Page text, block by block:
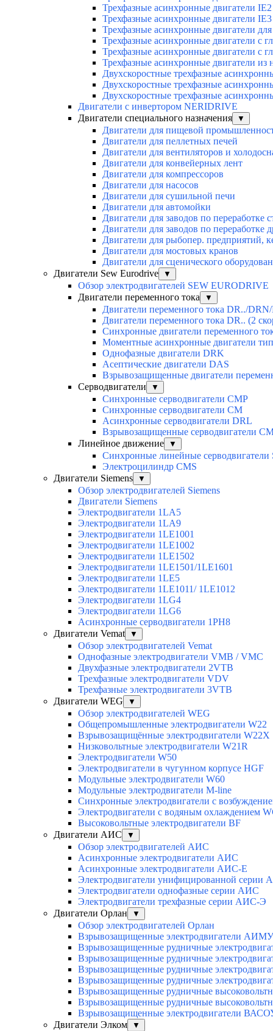
Трехфазные асинхронные двигатели
Трехфазные асинхронные двигатели
Трехфазные асинхронные двигатели
Трехфазные асинхронные двигатели с
Трехфазные асинхронные двигатели с
Трехфазные асинхронные двигатели
Двухскоростные трехфазные
Двухскоростные трехфазные
Двухскоростные трехфазные
Двигатели с инвертором NERIDRIVE
Двигатели специального назначения
▼
Двигатели для пищевой
Двигатели для пеллетных печей
Двигатели для вентиляторов и
Двигатели для конвейерных лент
Двигатели для компрессоров
Двигатели для насосов
Двигатели для сушильной печи
Двигатели для автомойки
Двигатели для заводов по переработке
Двигатели для заводов по переработке
Двигатели для рыбопер. предприятий,
Двигатели для мостовых кранов
Двигатели для сценического
Двигатели Sew Eurodrive
▼
Обзор электродвигателей SEW EURODRIVE
Двигатели переменного тока
▼
Двигатели переменного тока DR../DRN/
Двигатели переменного тока DR.. (2
Синхронные двигатели переменного
Моментные асинхронные двигатели
Однофазные двигатели DRK
Асептические двигатели DAS
Взрывозащищенные двигатели
Серводвигатели
▼
Синхронные серводвигатели CMP
Синхронные серводвигатели CM
Асинхронные серводвигатели DRL
Взрывозащищенные серводвигатели
Линейное движение
▼
Синхронные линейные серводвигатели
Электроцилиндр CMS
Двигатели Siemens
▼
Обзор электродвигателей Siemens
Двигатели Siemens
Электродвигатели 1LA5
Электродвигатели 1LA9
Электродвигатели 1LE1001
Электродвигатели 1LE1002
Электродвигатели 1LE1502
Электродвигатели 1LE1501/1LE1601
Электродвигатели 1LE5
Электродвигатели 1LE1011/ 1LE1012
Электродвигатели 1LG4
Электродвигатели 1LG6
Асинхронные серводвигатели 1PH8
Двигатели Vemat
▼
Обзор электродвигателей Vemat
Однофазные электродвигатели VMB / VMC
Двухфазные электродвигатели 2VTB
Трехфазные электродвигатели VDV
Трехфазные электродвигатели 3VTB
Двигатели WEG
▼
Обзор электродвигателей WEG
Общепромышленные электродвигатели W22
Взрывозащищённые электродвигатели W22X
Низковольтные электродвигатели W21R
Электродвигатели W50
Электродвигатели в чугунном корпусе HGF
Модульные электродвигатели W60
Модульные электродвигатели M-line
Синхронные электродвигатели с
Электродвигатели с водяным охлаждением
Высоковольтные электродвигатели BF
Двигатели АИС
▼
Обзор электродвигателей АИС
Асинхронные электродвигатели АИС
Асинхронные электродвигатели АИС-Е
Электродвигатели унифицированной серии
Электродвигатели однофазные серии АИС
Электродвигатели трехфазные серии АИС-Э
Двигатели Орлан
▼
Обзор электродвигателей Орлан
Взрывозащищенные электродвигатели
Взрывозащищенные рудничные
Взрывозащищенные рудничные
Взрывозащищенные рудничные
Взрывозащищенные рудничные
Взрывозащищенные рудничные
Взрывозащищенные рудничные
Взрывозащищенные электродвигатели
Двигатели Элком
▼